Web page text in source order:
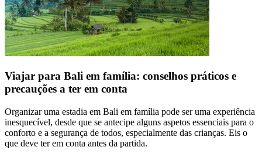
Viajar para Bali em família: conselhos práticos e
precauções a ter em conta
Organizar uma estadia em Bali em família pode ser uma experiência
inesquecível, desde que se antecipe alguns aspetos essenciais para o
conforto e a segurança de todos, especialmente das crianças. Eis o
que deve ter em conta antes da partida.